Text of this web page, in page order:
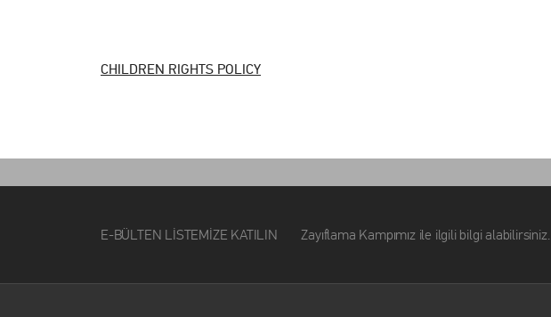
CHILDREN RIGHTS POLICY
E-BÜLTEN LİSTEMİZE KATILIN Zayıflama Kampımız ile ilgili bilgi alabilirsiniz.